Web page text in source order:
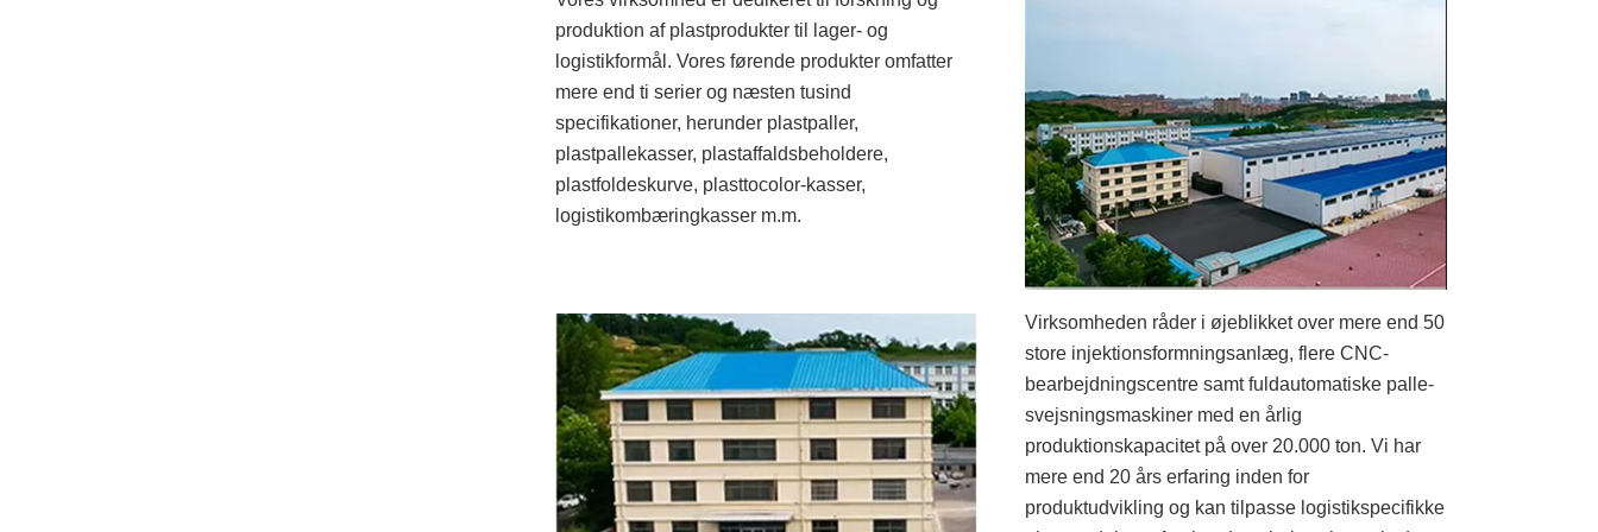
produktion af plastprodukter til lager- og
logistikformål. Vores førende produkter omfatter
mere end ti serier og næsten tusind
specifikationer, herunder plastpaller,
plastpallekasser, plastaffaldsbeholdere,
plastfoldeskurve, plasttocolor-kasser,
logistikombæringkasser m.m.
Virksomheden råder i øjeblikket over mere end 50
store injektionsformningsanlæg, flere CNC-
bearbejdningscentre samt fuldautomatiske palle-
svejsningsmaskiner med en årlig
produktionskapacitet på over 20.000 ton. Vi har
mere end 20 års erfaring inden for
produktudvikling og kan tilpasse logistikspecifikke